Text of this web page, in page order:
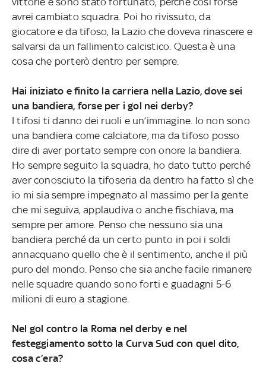
avrei cambiato squadra. Poi ho rivissuto, da
giocatore e da tifoso, la Lazio che doveva rinascere e
salvarsi da un fallimento calcistico. Questa è una
cosa che porterò dentro per sempre.
Hai iniziato e finito la carriera nella Lazio, dove sei
una bandiera, forse per i gol nei derby?
I tifosi ti danno dei ruoli e un’immagine. Io non sono
una bandiera come calciatore, ma da tifoso posso
dire di aver portato sempre con onore la bandiera.
Ho sempre seguito la squadra, ho dato tutto perché
aver conosciuto la tifoseria da dentro ha fatto sì che
io mi sia sempre impegnato al massimo per la gente
che mi seguiva, applaudiva o anche fischiava, ma
sempre per amore. Penso che nessuno sia una
bandiera perché da un certo punto in poi i soldi
annacquano quello che è il sentimento, anche il più
puro del mondo. Penso che sia anche facile rimanere
nelle squadre quando sono forti e guadagni 5-6
milioni di euro a stagione.
Nel gol contro la Roma nel derby e nel
festeggiamento sotto la Curva Sud con quel dito,
cosa c’era?